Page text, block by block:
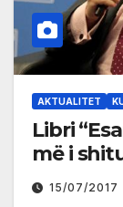
AKTUALITET
Libri
më i
15/07/2017